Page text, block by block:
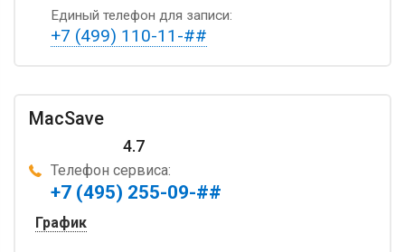
Единый телефон для записи:
+7 (499) 110-11-##
MacSave
4.7
Телефон сервиса:
+7 (495) 255-09-##
График